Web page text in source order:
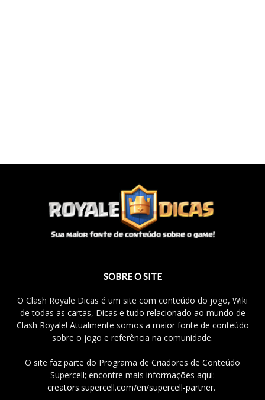
SOBRE O SITE
O Clash Royale Dicas é um site com conteúdo do jogo, Wiki
de todas as cartas, Dicas e tudo relacionado ao mundo de
Clash Royale! Atualmente somos a maior fonte de conteúdo
sobre o jogo e referência na comunidade.
O site faz parte do Programa de Criadores de Conteúdo
Supercell; encontre mais informações aqui:
creators.supercell.com/en/supercell-partner.